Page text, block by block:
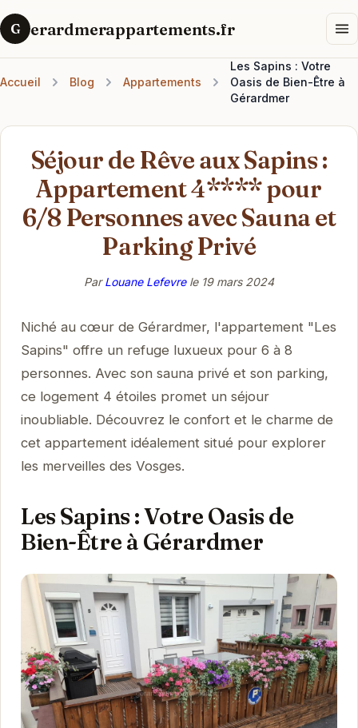
G erardmerappartements.fr
Accueil Blog Appartements
Les Sapins : Votre
Oasis de Bien-Être à
Gérardmer
Séjour de Rêve aux Sapins :
Appartement 4**** pour
6/8 Personnes avec Sauna et
Parking Privé
ParLouane Lefevrele 19 mars 2024
Niché au cœur de Gérardmer, l'appartement "Les
Sapins" offre un refuge luxueux pour 6 à 8
personnes. Avec son sauna privé et son parking,
ce logement 4 étoiles promet un séjour
inoubliable. Découvrez le confort et le charme de
cet appartement idéalement situé pour explorer
les merveilles des Vosges.
Les Sapins : Votre Oasis de
Bien-Être à Gérardmer